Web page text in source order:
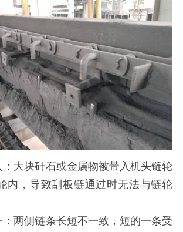
大块矸石或金属物被带入机头链轮
内，导致刮板链通过时无法与链轮
两侧链条长短不一致，短的一条受